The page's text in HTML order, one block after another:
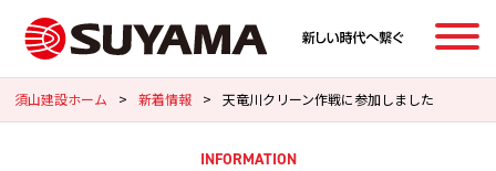
須山建設ホーム > 新着情報 > 天竜川クリーン作戦に参加しました
INFORMATION